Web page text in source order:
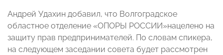
Андрей Удахин добавил, что Волгоградское
областное отделение «ОПОРЫ РОССИИ»нацелено на
защиту прав предпринимателей. По словам спикера,
на следующем заседании совета будет рассмотрен